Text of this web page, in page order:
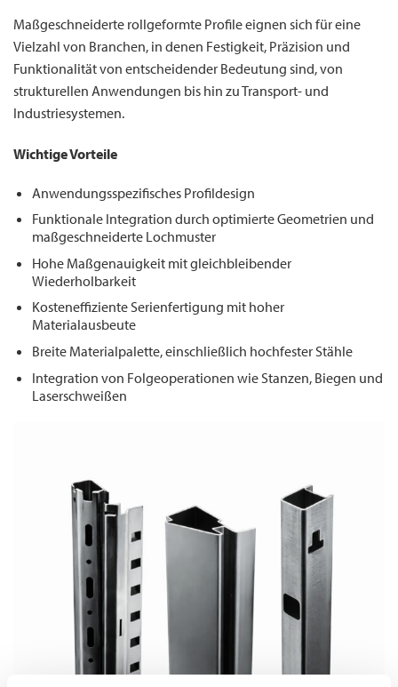
Maßgeschneiderte rollgeformte Profile eignen sich für eine
Vielzahl von Branchen, in denen Festigkeit, Präzision und
Funktionalität von entscheidender Bedeutung sind, von
strukturellen Anwendungen bis hin zu Transport- und
Industriesystemen.
Wichtige Vorteile
Anwendungsspezifisches Profildesign
Funktionale Integration durch optimierte Geometrien und
maßgeschneiderte Lochmuster
Hohe Maßgenauigkeit mit gleichbleibender
Wiederholbarkeit
Kosteneffiziente Serienfertigung mit hoher
Materialausbeute
Breite Materialpalette, einschließlich hochfester Stähle
Integration von Folgeoperationen wie Stanzen, Biegen und
Laserschweißen